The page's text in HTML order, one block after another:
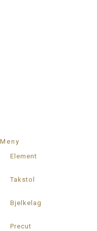
Meny
Element
Takstol
Bjelkelag
Precut